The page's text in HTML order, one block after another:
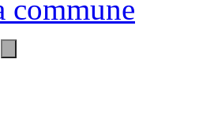
commune